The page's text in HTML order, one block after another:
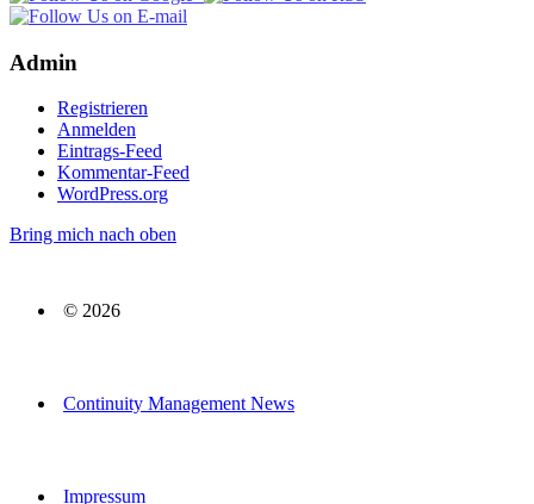
Admin
Registrieren
Anmelden
Eintrags-Feed
Kommentar-Feed
WordPress.org
Bring mich nach oben
© 2026
Continuity Management News
Impressum